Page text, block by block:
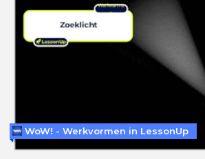
WoW! - Werkvormen in LessonUp